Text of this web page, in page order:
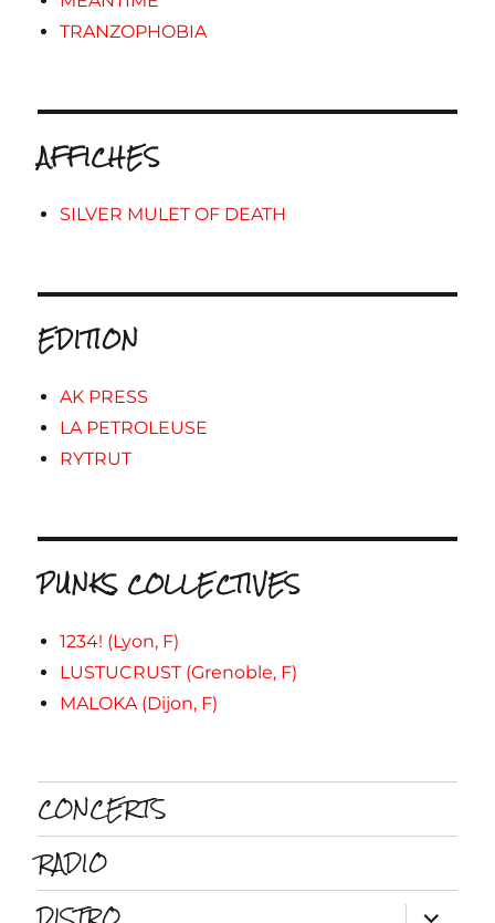
TRANZOPHOBIA
AFFICHES
SILVER MULET OF DEATH
EDITION
AK PRESS
LA PETROLEUSE
RYTRUT
PUNKS COLLECTIVES
1234! (Lyon, F)
LUSTUCRUST (Grenoble, F)
MALOKA (Dijon, F)
CONCERTS
RADIO
ouvrir